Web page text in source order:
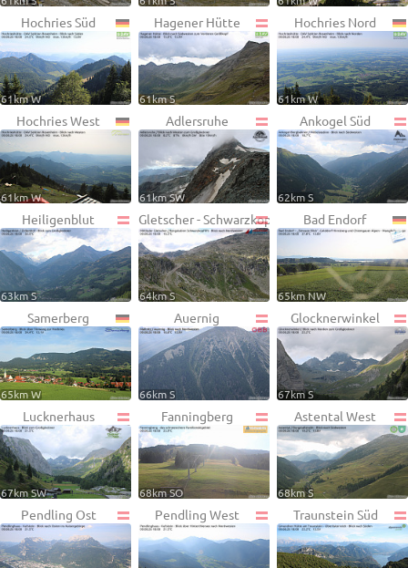
Hochries Süd
61km W
Hagener Hütte
61km S
Hochries Nord
61km W
Hochries West
61km W
Adlersruhe
61km SW
Ankogel Süd
62km S
Heiligenblut
63km S
Gletscher - Schwarzkopf
64km S
Bad Endorf
65km NW
Samerberg
65km W
Auernig
66km S
Glocknerwinkel
67km S
Lucknerhaus
67km SW
Fanningberg
68km SO
Astental West
68km S
Pendling Ost Pendling West Traunstein Süd